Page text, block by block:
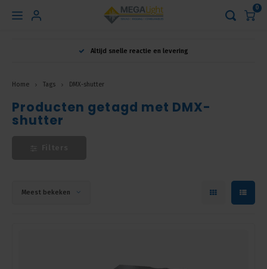
Hoofdmenu
Nederlands
0
Altijd snelle reactie en levering
Home Tags DMX-shutter
Producten getagd met DMX-
shutter
Meest bekeken